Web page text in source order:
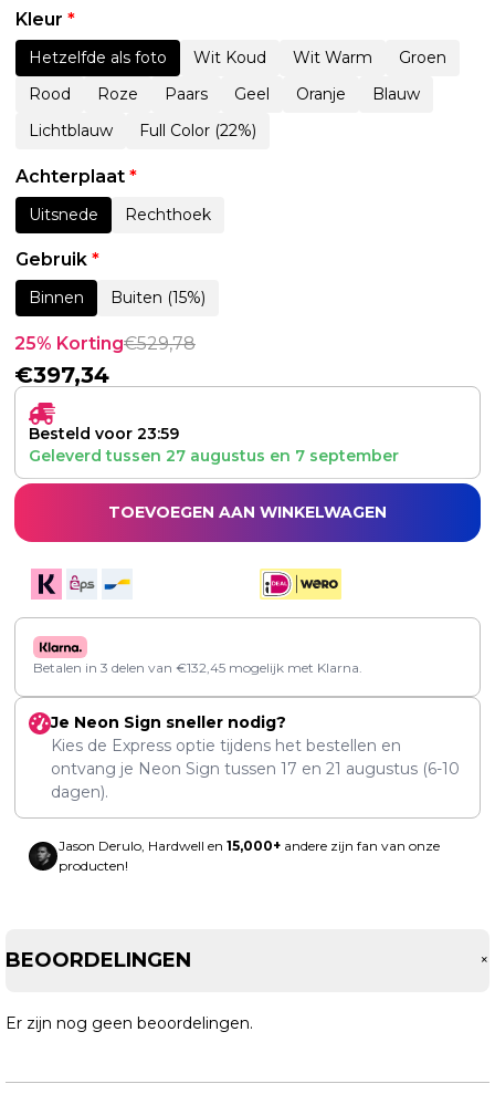
Kleur *
Hetzelfde als foto Wit Koud Wit Warm
Groen
Rood
Roze Paars Geel Oranje
Blauw
Lichtblauw
Full Color (22%)
Achterplaat *
Uitsnede Rechthoek
Gebruik *
Binnen Buiten (15%)
25% Korting€529,78
€397,34
Besteld voor 23:59
Geleverd tussen 27 augustus en 7 september
TOEVOEGEN AAN WINKELWAGEN
Betalen in 3 delen van €132,45 mogelijk met Klarna.
Je Neon Sign sneller nodig?
Kies de Express optie tijdens het bestellen en
ontvang je Neon Sign tussen 17 en 21 augustus (6-10
dagen).
Jason Derulo, Hardwell en 15,000+ andere zijn fan van onze
producten!
BEOORDELINGEN +
Er zijn nog geen beoordelingen.